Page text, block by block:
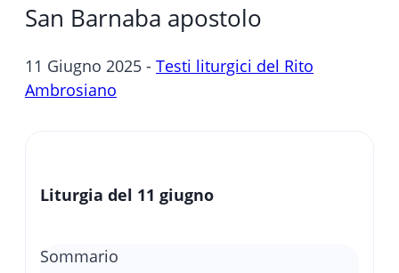
San Barnaba apostolo
11 Giugno 2025 - Testi liturgici del Rito
Ambrosiano
Liturgia del 11 giugno
Sommario